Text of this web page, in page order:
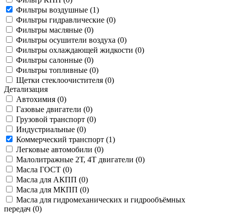
Фильтры воздушные (1)
Фильтры гидравлические (0)
Фильтры масляные (0)
Фильтры осушители воздуха (0)
Фильтры охлаждающей жидкости (0)
Фильтры салонные (0)
Фильтры топливные (0)
Щетки стеклоочистителя (0)
Детализация
Автохимия (0)
Газовые двигатели (0)
Грузовой транспорт (0)
Индустриальные (0)
Коммерческий транспорт (1)
Легковые автомобили (0)
Малолитражные 2Т, 4Т двигатели (0)
Масла ГОСТ (0)
Масла для АКПП (0)
Масла для МКПП (0)
Масла для гидромеханических и гидрообъёмных
передач (0)